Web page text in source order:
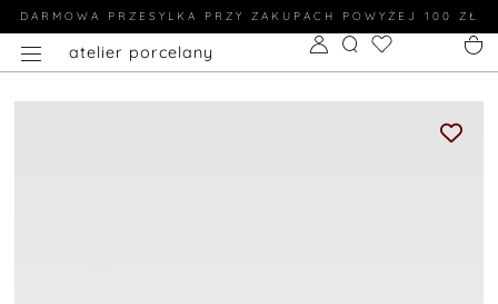
DARMOWA PRZESYLKA PRZY ZAKUPACH POWYŻEJ 100 ZŁ
atelier porcelany